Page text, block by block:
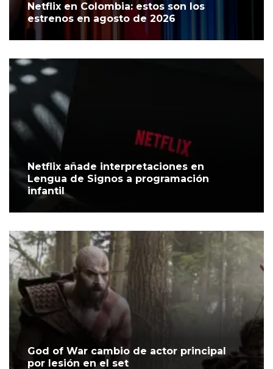
Netflix en Colombia: estos son los
estrenos en agosto de 2026
Netflix añade interpretaciones en
Lengua de Signos a programación
infantil
God of War cambio de actor principal
por lesión en el set